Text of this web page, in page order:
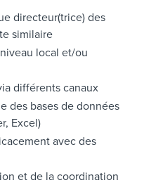
directeur(trice) des
similaire
local et/ou
différents canaux
des bases de données
Excel)
avec des
et de la coordination